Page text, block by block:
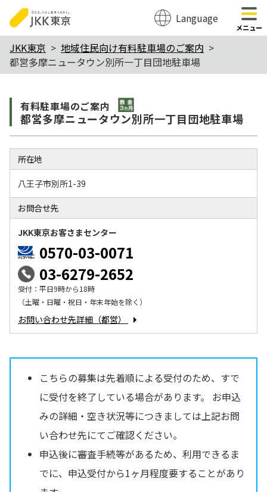
のページの本文へ移動
Language
メニュー
JKK東京
地域住民向け有料駐車場のご案内
都営多摩ニュータウン別所一丁目団地駐車場
有料駐⾞場のご案内 敷金3か月
都営多摩ニュータウン別所一丁目団地駐車場
所在地
八王子市別所1-39
お問合せ先
JKK東京お客さまセンター
0570-03-0071
03-6279-2652
受付：平日9時から18時
（土曜・日曜・祝日・年末年始を除く）
お問い合わせ先詳細（都営）
こちらの募集は先着順による受付のため、すで
に受付を終了している場合があります。 お申込
みの詳細・空き状況等につきましては上記お問
い合わせ先にてご確認ください。
申込後に審査手続等があるため、利用できるま
でに、申込受付から1ヶ月程度要することがあり